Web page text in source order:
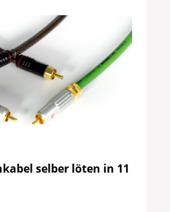
selber löten in 11